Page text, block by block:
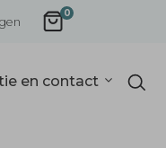
0
en contact